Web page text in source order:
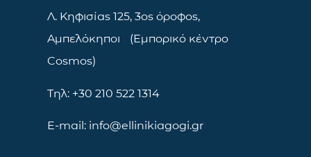
Λ. Κηφισίας 125, 3ος όροφος,
Αμπελόκηποι (Εμπορικό κέντρο
Cosmos)
Τηλ: +30 210 522 1314
E-mail: info@ellinikiagogi.gr